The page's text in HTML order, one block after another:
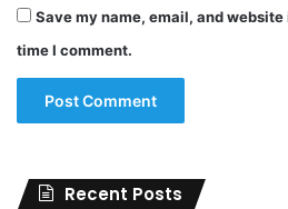
Save my name, email, and
time I comment.
Recent Posts